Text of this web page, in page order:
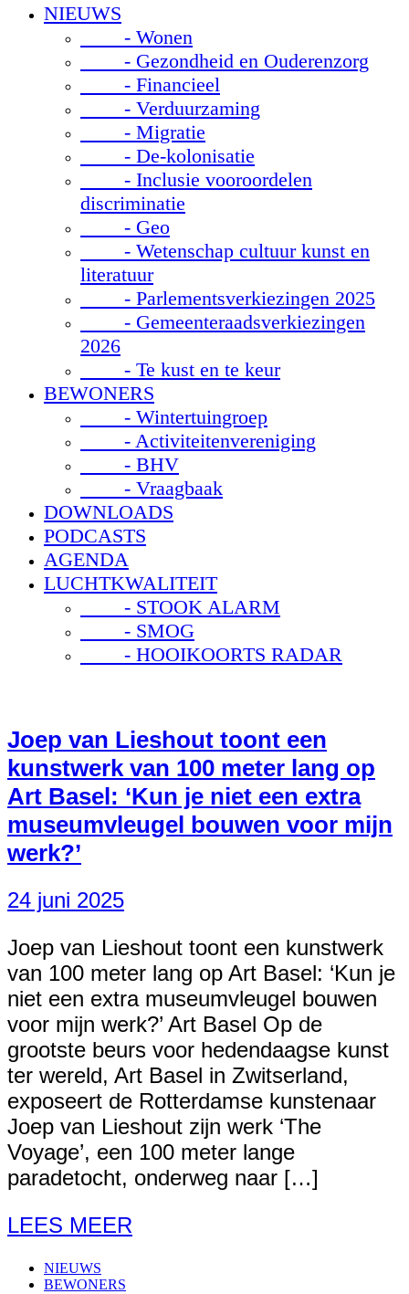
NIEUWS
- Wonen
- Gezondheid en Ouderenzorg
- Financieel
- Verduurzaming
- Migratie
- De-kolonisatie
- Inclusie vooroordelen
discriminatie
- Geo
- Wetenschap cultuur kunst en
literatuur
- Parlementsverkiezingen 2025
- Gemeenteraadsverkiezingen
2026
- Te kust en te keur
BEWONERS
- Wintertuingroep
- Activiteitenvereniging
- BHV
- Vraagbaak
DOWNLOADS
PODCASTS
AGENDA
LUCHTKWALITEIT
- STOOK ALARM
- SMOG
- HOOIKOORTS RADAR
Joep van Lieshout toont een
kunstwerk van 100 meter lang op
Art Basel: ‘Kun je niet een extra
museumvleugel bouwen voor mijn
werk?’
24 juni 2025
Joep van Lieshout toont een kunstwerk
van 100 meter lang op Art Basel: ‘Kun je
niet een extra museumvleugel bouwen
voor mijn werk?’ Art Basel Op de
grootste beurs voor hedendaagse kunst
ter wereld, Art Basel in Zwitserland,
exposeert de Rotterdamse kunstenaar
Joep van Lieshout zijn werk ‘The
Voyage’, een 100 meter lange
paradetocht, onderweg naar […]
LEES MEER
NIEUWS
BEWONERS